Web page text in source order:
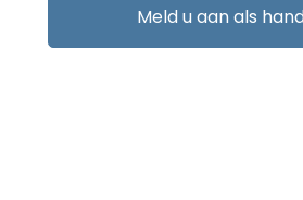
Meld u aan als